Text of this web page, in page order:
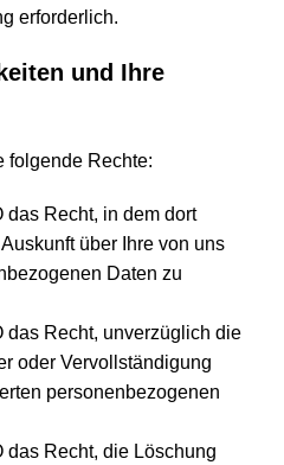
erforderlich.
und Ihre
folgende Rechte:
das Recht, in dem dort
über Ihre von uns
Daten zu
das Recht, unverzüglich die
oder Vervollständigung
personenbezogenen
das Recht, die Löschung